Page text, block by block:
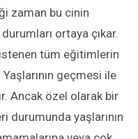
zaman bu cinin
ortaya çıkar.
tüm eğitimlerin
geçmesi ile
Ancak özel olarak bir
durumunda yaşlarının